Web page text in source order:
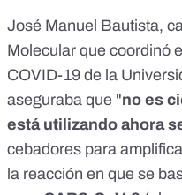
José Manuel Bautista,
Molecular que coordinó
COVID-19 de la
aseguraba que "no es
está utilizando ahora
cebadores para
la reacción en que se